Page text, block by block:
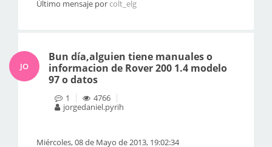
Último mensaje porcolt_elg
JO
Bun día,alguien tiene manuales o
informacion de Rover 200 1.4 modelo
97 o datos
1
4766
jorgedaniel.pyrih
Miércoles, 08 de Mayo de 2013, 19:02:34